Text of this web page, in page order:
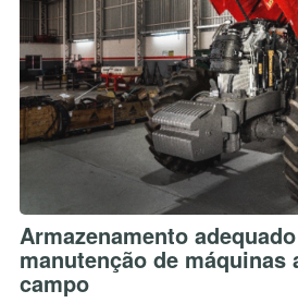
Armazenamento
manutenção de máquinas
campo